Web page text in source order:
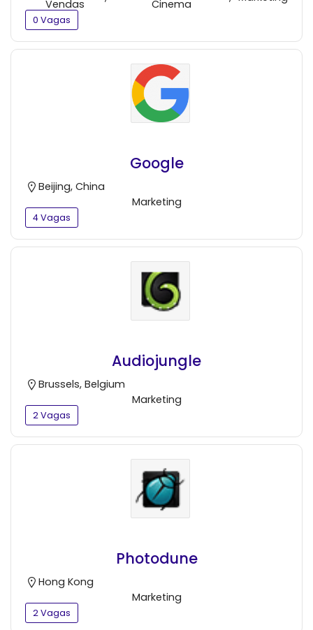
Vendas Cinema
0 Vagas
Google
Beijing, China
Marketing
4 Vagas
Audiojungle
Brussels, Belgium
Marketing
2 Vagas
Photodune
Hong Kong
Marketing
2 Vagas